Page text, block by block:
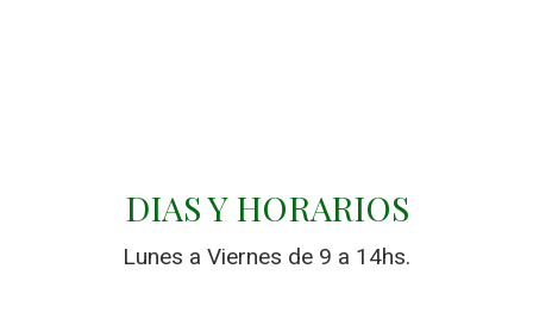
DIAS Y HORARIOS
Lunes a Viernes de 9 a 14hs.